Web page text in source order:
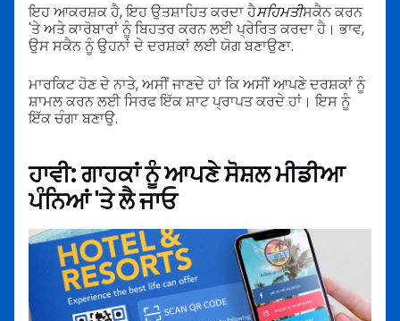
ਇਹ ਆਕਰਸ਼ਕ ਹੈ, ਇਹ ਉਤਸ਼ਾਹਿਤ ਕਰਦਾ ਹੈਸਹਿਮਤੀਸਕੈਨ ਕਰਨ
'ਤੇ ਅਤੇ ਕਾਰੋਬਾਰਾਂ ਨੂੰ ਬਿਹਤਰ ਕਰਨ ਲਈ ਪ੍ਰੇਰਿਤ ਕਰਦਾ ਹੈ। ਭਾਵ,
ਉਸ ਸਕੈਨ ਨੂੰ ਉਹਨਾਂ ਦੇ ਦਰਸ਼ਕਾਂ ਲਈ ਯੋਗ ਬਣਾਉਣਾ.
ਮਾਰਕਿਟ ਹੋਣ ਦੇ ਨਾਤੇ, ਅਸੀਂ ਜਾਣਦੇ ਹਾਂ ਕਿ ਅਸੀਂ ਆਪਣੇ ਦਰਸ਼ਕਾਂ ਨੂੰ
ਸ਼ਾਮਲ ਕਰਨ ਲਈ ਸਿਰਫ ਇੱਕ ਸ਼ਾਟ ਪ੍ਰਾਪਤ ਕਰਦੇ ਹਾਂ। ਇਸ ਨੂੰ
ਇੱਕ ਚੰਗਾ ਬਣਾਉ.
ਹਾਵੀ: ਗਾਹਕਾਂ ਨੂੰ ਆਪਣੇ ਸੋਸ਼ਲ ਮੀਡੀਆ
ਪੰਨਿਆਂ 'ਤੇ ਲੈ ਜਾਓ